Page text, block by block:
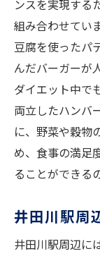
ダイ
安心
健康
ンスを実現する
組み合わせてい
豆腐を使ったパ
んだバーガーが
ダイエット中で
両立したハンバ
に、野菜や穀物
め、食事の満足
ることができる
井田川駅周
井田川駅周辺に